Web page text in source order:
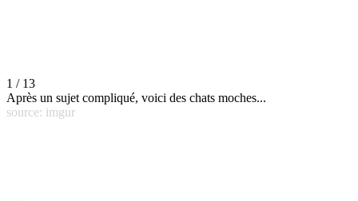
1 / 13
Après un sujet compliqué, voici des chats moches...
source: imgur